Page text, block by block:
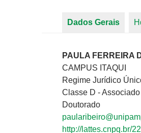
Dados Gerais (aba
PAULA FERREIRA
CAMPUS ITAQUI
Regime Jurídico
Classe D -
Doutorado
http://lattes.cnpq.br/